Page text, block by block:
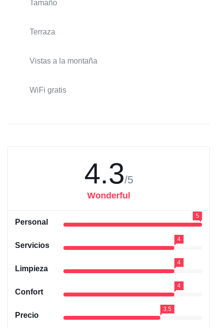
Tamaño
Terraza
Vistas a la montaña
WiFi gratis
4.3/5
Wonderful
Personal
5
Servicios
4
Limpieza
4
Confort
4
Precio
3.5